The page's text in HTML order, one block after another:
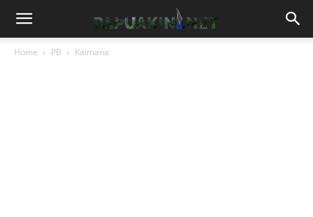
Home PB Kaimana